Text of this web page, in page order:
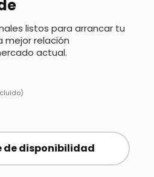
listos para arrancar tu
mejor relación
actual.
de disponibilidad